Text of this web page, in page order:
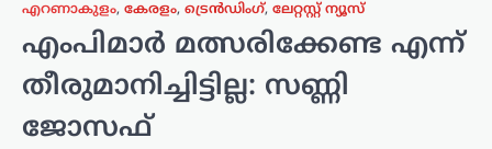
എറണാകുളം, കേരളം, ട്രെൻഡിംഗ്, ലേറ്റസ്റ്റ് ന്യൂസ്
എംപിമാർ മത്സരിക്കേണ്ട എന്ന്
തീരുമാനിച്ചിട്ടില്ല: സണ്ണി
ജോസഫ്